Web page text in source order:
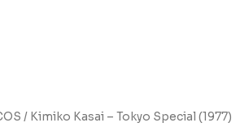
/ Kimiko Kasai – Tokyo Special (1977)